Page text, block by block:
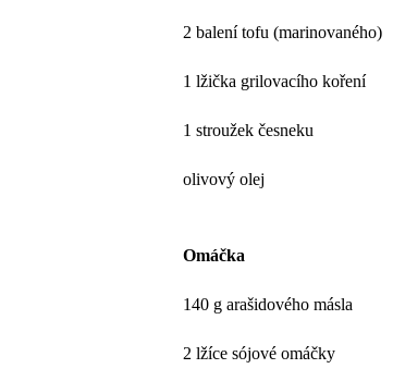
2 balení tofu (marinovaného)
1 lžička grilovacího koření
1 stroužek česneku
olivový olej
Omáčka
140 g arašidového másla
2 lžíce sójové omáčky